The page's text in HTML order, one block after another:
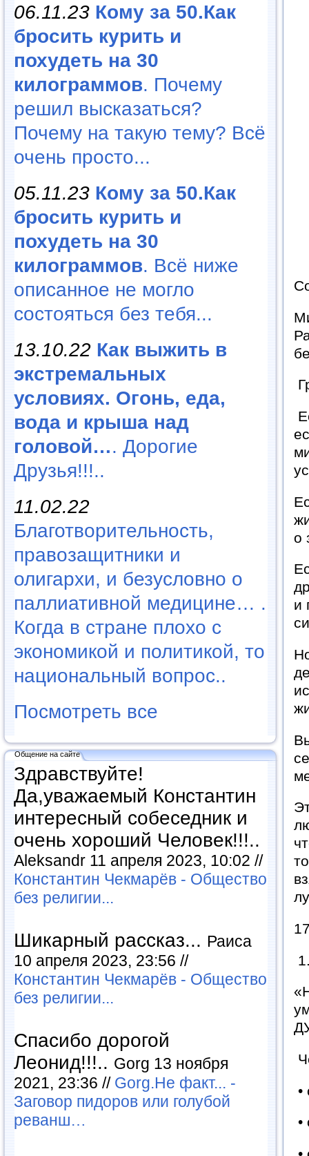
06.11.23 Кому за 50.Как
бросить курить и
похудеть на 30
килограммов. Почему
решил высказаться?
Почему на такую тему? Всё
очень просто...
05.11.23 Кому за 50.Как
бросить курить и
похудеть на 30
килограммов. Всё ниже
описанное не могло
состояться без тебя...
13.10.22 Как выжить в
экстремальных
условиях. Огонь, еда,
вода и крыша над
головой…. Дорогие
Друзья!!!..
11.02.22
Благотворительность,
правозащитники и
олигархи, и безусловно о
паллиативной медицине… .
Когда в стране плохо с
экономикой и политикой, то
национальный вопрос..
Посмотреть все
Общение на сайте
Здравствуйте!
Да,уважаемый Константин
интересный собеседник и
очень хороший Человек!!!..
Aleksandr 11 апреля 2023, 10:02 //
Константин Чекмарёв - Общество
без религии...
Шикарный рассказ... Раиса
10 апреля 2023, 23:56 //
Константин Чекмарёв - Общество
без религии...
Спасибо дорогой
Леонид!!!.. Gorg 13 ноября
2021, 23:36 // Gorg.Не факт... -
Заговор пидоров или голубой
реванш…
о
и